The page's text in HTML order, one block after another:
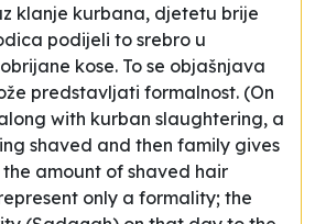
klanje kurbana, djetetu brije
podijeli to srebro u
kose. To se objašnjava
predstavljati formalnost. (On
with kurban slaughtering, a
shaved and then family gives
amount of shaved hair
only a formality; the